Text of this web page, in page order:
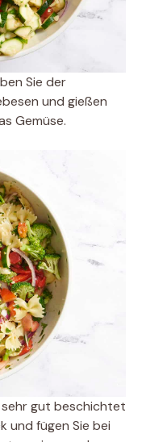
Sie der
und gießen
Gemüse.
sehr gut beschichtet
und fügen Sie bei